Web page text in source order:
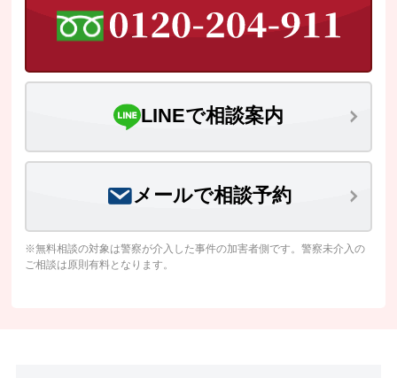
LINEで相談案内
メールで相談予約
※無料相談の対象は警察が介入した事件の加害者側です。警察未介入の
ご相談は原則有料となります。